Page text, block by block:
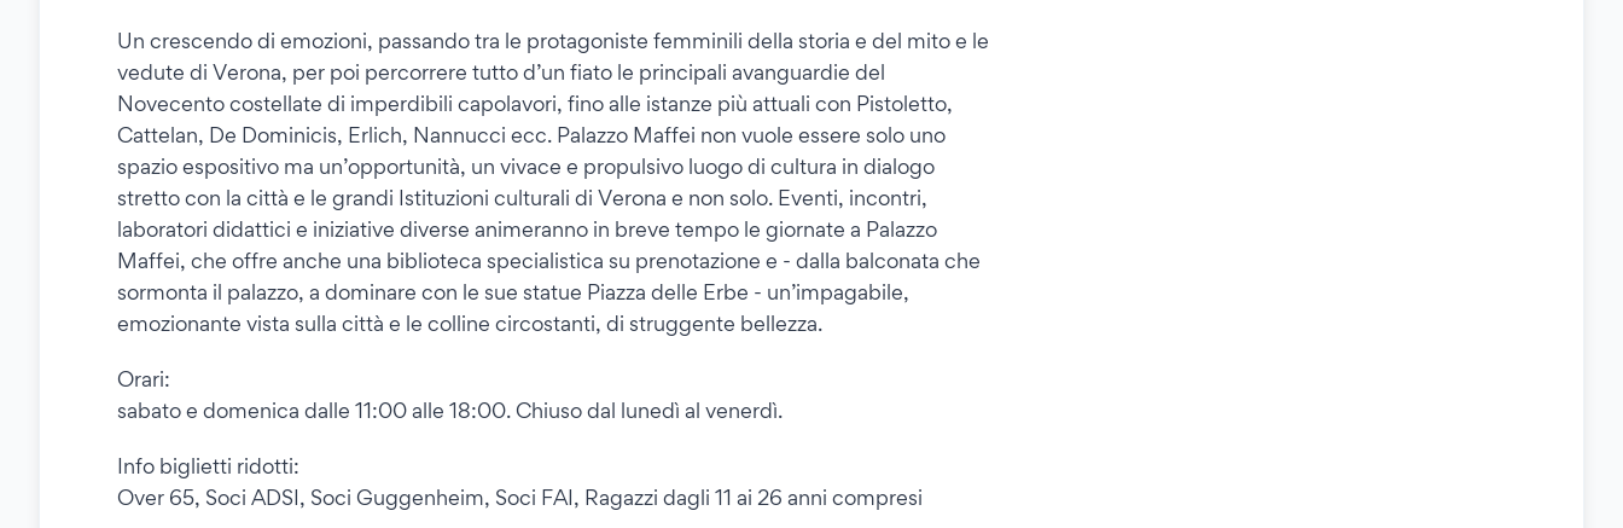
Un crescendo di emozioni, passando tra le protagoniste femminili della storia e del mito e le
vedute di Verona, per poi percorrere tutto d’un fiato le principali avanguardie del
Novecento costellate di imperdibili capolavori, fino alle istanze più attuali con Pistoletto,
Cattelan, De Dominicis, Erlich, Nannucci ecc. Palazzo Maffei non vuole essere solo uno
spazio espositivo ma un’opportunità, un vivace e propulsivo luogo di cultura in dialogo
stretto con la città e le grandi Istituzioni culturali di Verona e non solo. Eventi, incontri,
laboratori didattici e iniziative diverse animeranno in breve tempo le giornate a Palazzo
Maffei, che offre anche una biblioteca specialistica su prenotazione e - dalla balconata che
sormonta il palazzo, a dominare con le sue statue Piazza delle Erbe - un’impagabile,
emozionante vista sulla città e le colline circostanti, di struggente bellezza.
Orari:
sabato e domenica dalle 11:00 alle 18:00. Chiuso dal lunedì al venerdì.
Info biglietti ridotti:
Over 65, Soci ADSI, Soci Guggenheim, Soci FAI, Ragazzi dagli 11 ai 26 anni compresi